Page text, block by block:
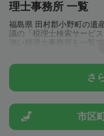
理士事務所 一覧
福島県 田村郡小野町の遺
議の「税理士検索サービ
強い税理士事務所を一覧
例制度のことは一度近隣
さ
市区